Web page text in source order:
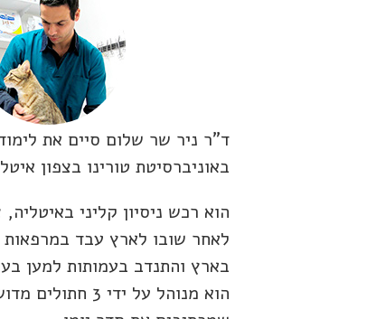
ד"ר ניר שר שלום סיים את
באוניברסיטת טורינו בצפון
הוא רכש ניסיון קליני
לאחר שובו לארץ עבד
בארץ והתנדב בעמותות למען
הוא מנוהל על ידי 3